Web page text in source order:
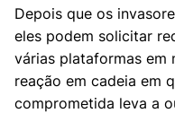
Depois que os
eles podem solicitar
várias plataformas em
reação em cadeia em
comprometida leva a